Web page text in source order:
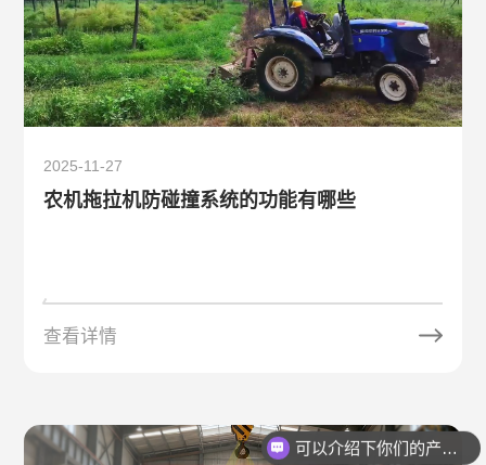
2025-11-27
农机拖拉机防碰撞系统的功能有哪些
查看详情
你们是怎么收费的呢